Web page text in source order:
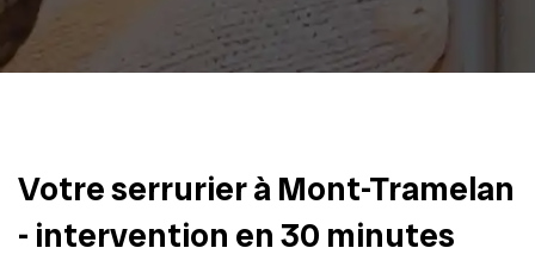
Votre serrurier à Mont-Tramelan
- intervention en 30 minutes